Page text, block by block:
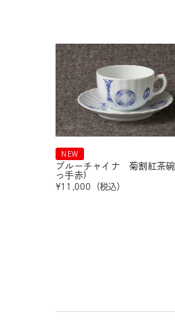
NEW
ブルーチャイナ 菊割紅茶
っ手赤)
¥11,000 （税込）